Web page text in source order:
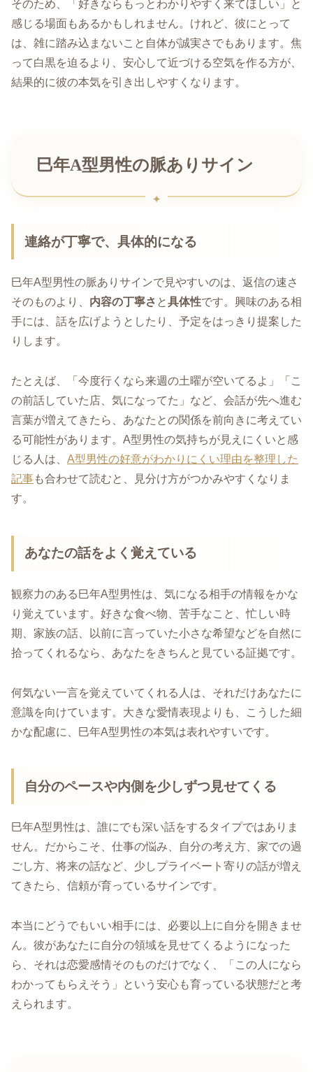
そのため、「好きならもっとわかりやすく来てほしい」と
感じる場面もあるかもしれません。けれど、彼にとって
は、雑に踏み込まないこと自体が誠実さでもあります。焦
って白黒を迫るより、安心して近づける空気を作る方が、
結果的に彼の本気を引き出しやすくなります。
巳年A型男性の脈ありサイン
連絡が丁寧で、具体的になる
巳年A型男性の脈ありサインで見やすいのは、返信の速さ
そのものより、 内容の丁寧さ と具体性です。興味のある相
手には、話を広げようとしたり、予定をはっきり提案した
りします。
たとえば、「今度行くなら来週の土曜が空いてるよ」「こ
の前話していた店、気になってた」など、会話が先へ進む
言葉が増えてきたら、あなたとの関係を前向きに考えてい
る可能性があります。A型男性の気持ちが見えにくいと感
じる人は、 A型男性の好意がわかりにくい理由を整理した
記事も合わせて読むと、見分け方がつかみやすくなりま
す。
あなたの話をよく覚えている
観察力のある巳年A型男性は、気になる相手の情報をかな
り覚えています。好きな食べ物、苦手なこと、忙しい時
期、家族の話、以前に言っていた小さな希望などを自然に
拾ってくれるなら、あなたをきちんと見ている証拠です。
何気ない一言を覚えていてくれる人は、それだけあなたに
意識を向けています。大きな愛情表現よりも、こうした細
かな配慮に、巳年A型男性の本気は表れやすいです。
自分のペースや内側を少しずつ見せてくる
巳年A型男性は、誰にでも深い話をするタイプではありま
せん。だからこそ、仕事の悩み、自分の考え方、家での過
ごし方、将来の話など、少しプライベート寄りの話が増え
てきたら、信頼が育っているサインです。
本当にどうでもいい相手には、必要以上に自分を開きませ
ん。彼があなたに自分の領域を見せてくるようになった
ら、それは恋愛感情そのものだけでなく、「この人になら
わかってもらえそう」という安心も育っている状態だと考
えられます。